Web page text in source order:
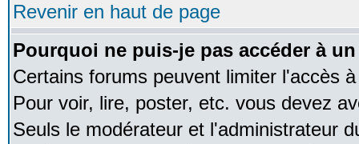
Revenir en haut de page
Pourquoi ne puis-je pas accéder à
Certains forums peuvent limiter l'accès
Pour voir, lire, poster, etc. vous devez
Seuls le modérateur et l'administrateur